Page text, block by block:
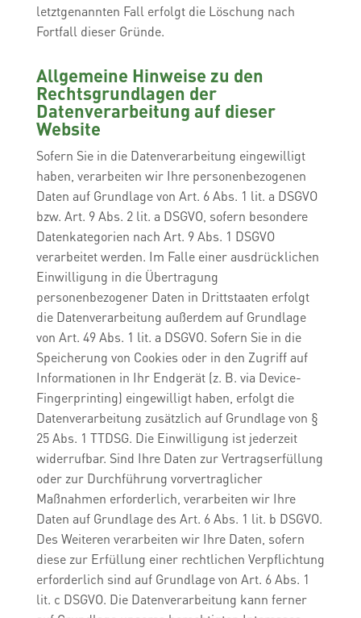
letztgenannten Fall erfolgt die Löschung nach
Fortfall dieser Gründe.
Allgemeine Hinweise zu den
Rechtsgrundlagen der
Datenverarbeitung auf dieser
Website
Sofern Sie in die Datenverarbeitung eingewilligt
haben, verarbeiten wir Ihre personenbezogenen
Daten auf Grundlage von Art. 6 Abs. 1 lit. a DSGVO
bzw. Art. 9 Abs. 2 lit. a DSGVO, sofern besondere
Datenkategorien nach Art. 9 Abs. 1 DSGVO
verarbeitet werden. Im Falle einer ausdrücklichen
Einwilligung in die Übertragung
personenbezogener Daten in Drittstaaten erfolgt
die Datenverarbeitung außerdem auf Grundlage
von Art. 49 Abs. 1 lit. a DSGVO. Sofern Sie in die
Speicherung von Cookies oder in den Zugriff auf
Informationen in Ihr Endgerät (z. B. via Device-
Fingerprinting) eingewilligt haben, erfolgt die
Datenverarbeitung zusätzlich auf Grundlage von §
25 Abs. 1 TTDSG. Die Einwilligung ist jederzeit
widerrufbar. Sind Ihre Daten zur Vertragserfüllung
oder zur Durchführung vorvertraglicher
Maßnahmen erforderlich, verarbeiten wir Ihre
Daten auf Grundlage des Art. 6 Abs. 1 lit. b DSGVO.
Des Weiteren verarbeiten wir Ihre Daten, sofern
diese zur Erfüllung einer rechtlichen Verpflichtung
erforderlich sind auf Grundlage von Art. 6 Abs. 1
lit. c DSGVO. Die Datenverarbeitung kann ferner